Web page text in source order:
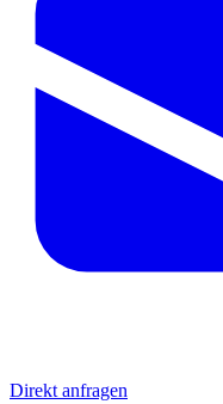
Direkt anfragen